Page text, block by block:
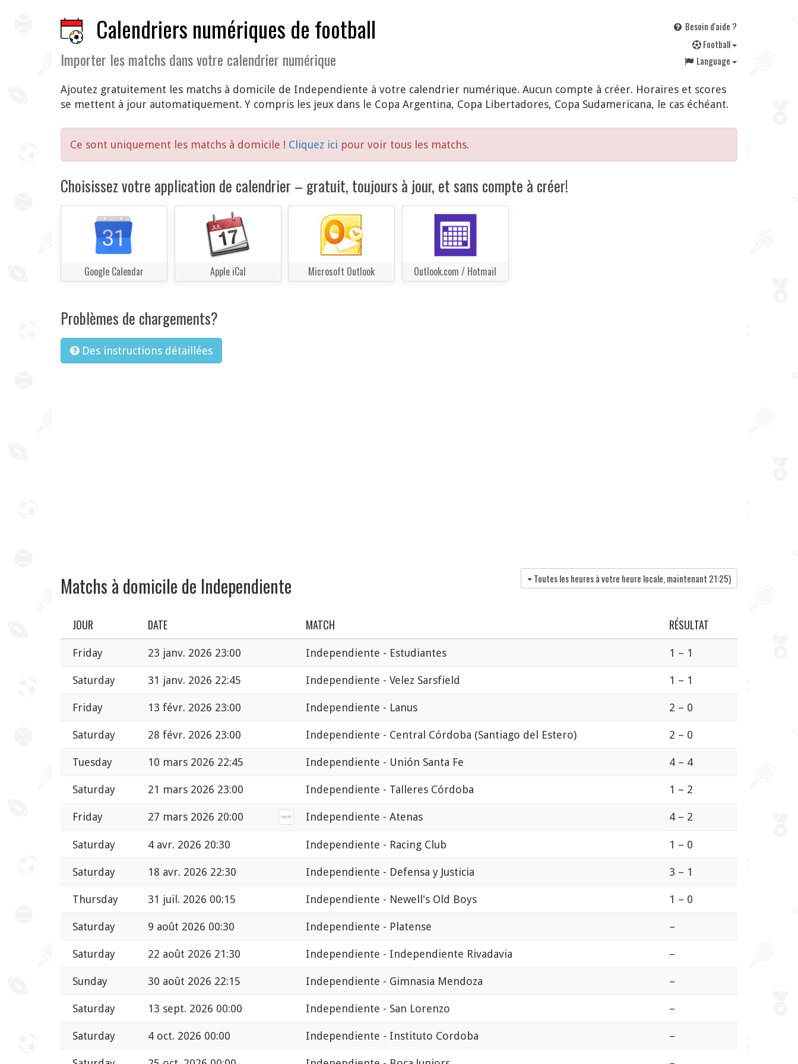
Calendriers numériques de football
Importer les matchs dans votre calendrier numérique
Besoin d'aide ?
Football
Language
Ajoutez gratuitement les matchs à domicile de Independiente à votre calendrier numérique. Aucun compte à créer. Horaires et scores
se mettent à jour automatiquement. Y compris les jeux dans le Copa Argentina, Copa Libertadores, Copa Sudamericana, le cas échéant.
Ce sont uniquement les matchs à domicile ! Cliquez ici pour voir tous les matchs.
Choisissez votre application de calendrier – gratuit, toujours à jour, et sans compte à créer!
Google Calendar Apple iCal Microsoft Outlook Outlook.com / Hotmail
Problèmes de chargements?
Des instructions détaillées
Matchs à domicile de Independiente Toutes les heures à votre heure locale, maintenant 21:25)
JOUR DATE MATCH RÉSULTAT
Friday 23 janv. 2026 23:00 Independiente - Estudiantes 1 – 1
Saturday 31 janv. 2026 22:45 Independiente - Velez Sarsfield 1 – 1
Friday 13 févr. 2026 23:00 Independiente - Lanus 2 – 0
Saturday 28 févr. 2026 23:00 Independiente - Central Córdoba (Santiago del Estero) 2 – 0
Tuesday 10 mars 2026 22:45 Independiente - Unión Santa Fe 4 – 4
Saturday 21 mars 2026 23:00 Independiente - Talleres Córdoba 1 – 2
Friday 27 mars 2026 20:00 Independiente - Atenas 4 – 2
Saturday 4 avr. 2026 20:30 Independiente - Racing Club 1 – 0
Saturday 18 avr. 2026 22:30 Independiente - Defensa y Justicia 3 – 1
Thursday 31 juil. 2026 00:15 Independiente - Newell's Old Boys 1 – 0
Saturday 9 août 2026 00:30 Independiente - Platense –
Saturday 22 août 2026 21:30 Independiente - Independiente Rivadavia –
Sunday 30 août 2026 22:15 Independiente - Gimnasia Mendoza –
Saturday 13 sept. 2026 00:00 Independiente - San Lorenzo –
Saturday 4 oct. 2026 00:00 Independiente - Instituto Cordoba –